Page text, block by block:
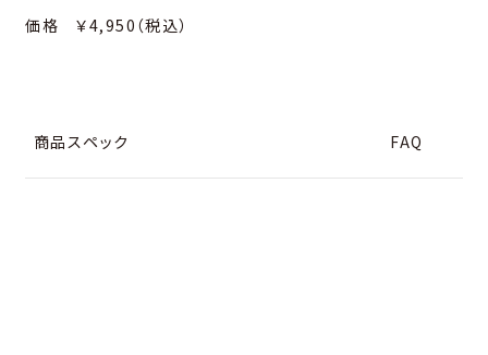
価格 ￥4,950（税込）
商品スペック FAQ